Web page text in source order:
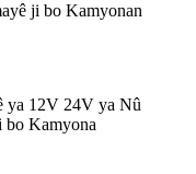
ji bo Kamyonan